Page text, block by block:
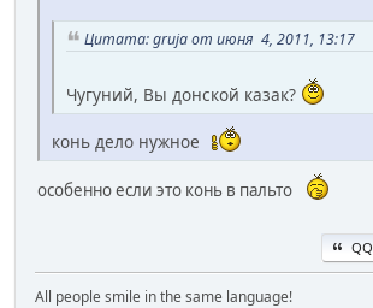
Цитата: gruja от июня 4, 2011, 13:17
Чугуний, Вы донской казак?
конь дело нужное
особенно если это конь в пальто
QQ
All people smile in the same language!